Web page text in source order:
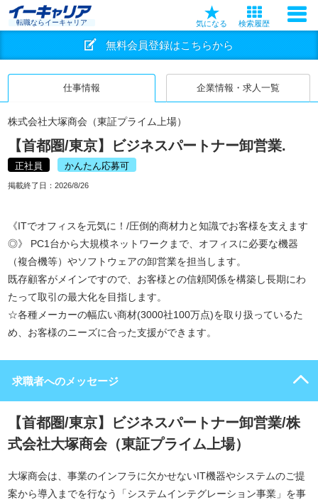
転職ならイーキャリア 気になる 検索履歴
無料会員登録はこちらから
仕事情報 企業情報・求人一覧
株式会社大塚商会（東証プライム上場）
【首都圏/東京】ビジネスパートナー卸営業.
正社員 かんたん応募可
掲載終了日： 2026/8/26
《ITでオフィスを元気に！/圧倒的商材力と知識でお客様を支えます
◎》 PC1台から大規模ネットワークまで、オフィスに必要な機器
（複合機等）やソフトウェアの卸営業を担当します。
既存顧客がメインですので、お客様との信頼関係を構築し長期にわ
たって取引の最大化を目指します。
☆各種メーカーの幅広い商材(3000社100万点)を取り扱っているた
め、お客様のニーズに合った支援ができます。
求職者へのメッセージ
【首都圏/東京】ビジネスパートナー卸営業/株
式会社大塚商会（東証プライム上場）
大塚商会は、事業のインフラに欠かせないIT機器やシステムのご提
案から導入までを行なう「システムインテグレーション事業」を事